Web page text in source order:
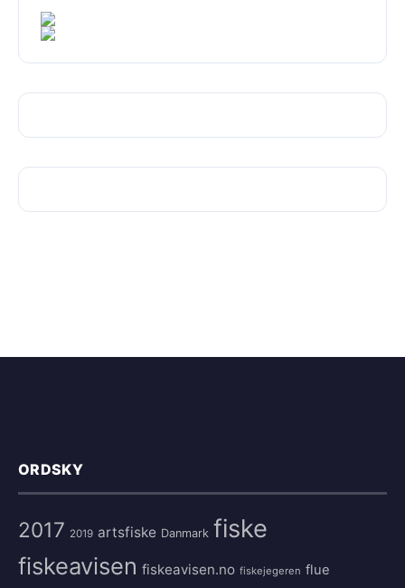
ORDSKY
2017 2019 artsfiske Danmark fiske
fiskeavisen fiskeavisen.no fiskejegeren flue